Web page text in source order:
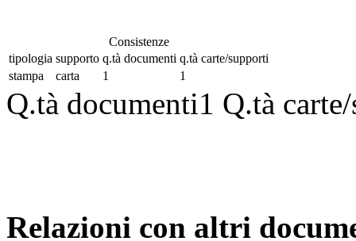
Consistenze
tipologia supporto q.tà documenti q.tà carte/supporti
stampa
carta 1 1
Q.tà documenti1 Q.tà
Relazioni con altri